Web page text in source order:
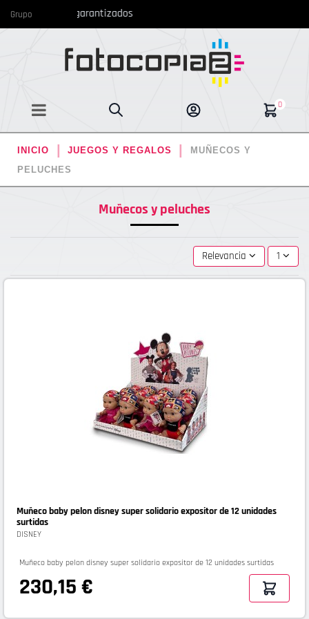
Grupomás bajos garantizados
0
INICIO JUEGOS Y REGALOS
MUÑECOS Y
PELUCHES
Muñecos y peluches
Relevancia 1
Muñeco baby pelon disney super solidario expositor de 12 unidades
surtidas
DISNEY
Muñeco baby pelon disney super solidario expositor de 12 unidades surtidas
230,15 €